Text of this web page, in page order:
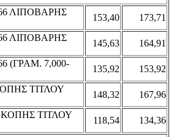
ΛΙΠΟΒΑΡΗΣ
153,40
173,71
ΛΙΠΟΒΑΡΗΣ
145,63
164,91
(ΓΡΑΜ. 7,000-
135,92
153,92
ΤΙΤΛΟΥ
148,32
167,96
ΚΟΠΗΣ ΤΙΤΛΟΥ
118,54
134,36